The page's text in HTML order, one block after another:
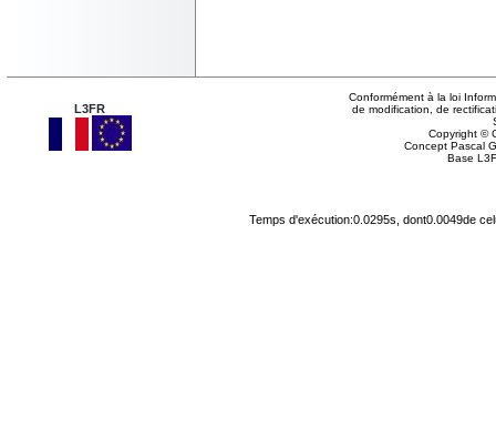
L3FR
Conformément à la loi
de modification, de
Copyright ©
Concept Pascal
Base
Temps d'exécution:0.0295s, dont0.0049de